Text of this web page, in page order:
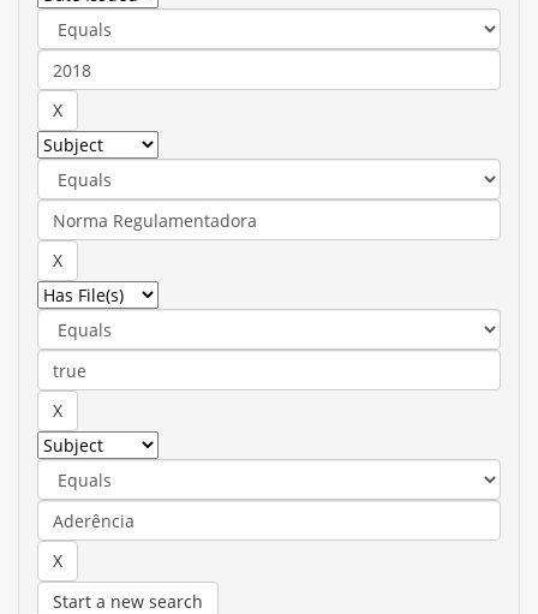
Start a new search